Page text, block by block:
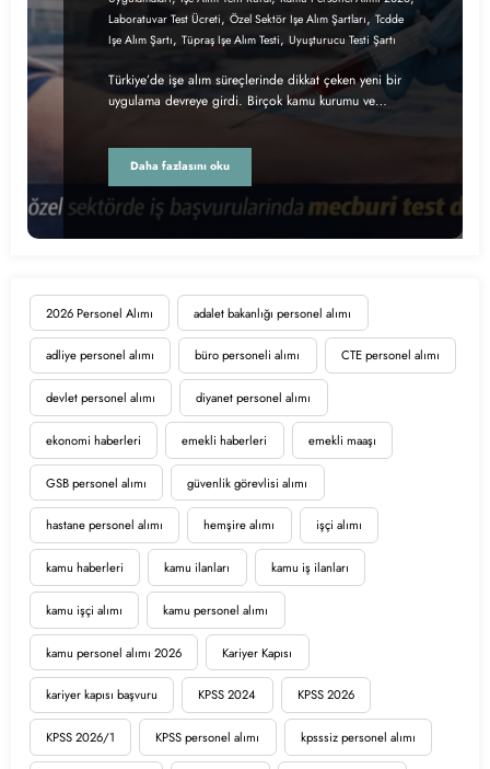
2026 Personel Alımı adalet bakanlığı personel alımı
adliye personel alımı büro personeli alımı CTE personel alımı
devlet personel alımı diyanet personel alımı
ekonomi haberleri emekli haberleri emekli maaşı
GSB personel alımı güvenlik görevlisi alımı
hastane personel alımı hemşire alımı işçi alımı
kamu haberleri kamu ilanları kamu iş ilanları
kamu işçi alımı kamu personel alımı
kamu personel alımı 2026 Kariyer Kapısı
kariyer kapısı başvuru KPSS 2024 KPSS 2026
KPSS 2026/1 KPSS personel alımı kpsssiz personel alımı
Laboratuvar Test Ücreti, Özel Sektör Işe Alım Şartları,Tcdde
Işe Alım Şartı, Tüpraş Işe Alım Testi, Uyuşturucu Testi Şartı
Türkiye’de işe alım süreçlerinde dikkat çeken yeni bir
uygulama devreye girdi. Birçok kamu kurumu ve…
Daha fazlasını oku